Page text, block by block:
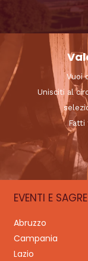
Vuoi
Unisciti al
Fatti
EVENTI E
Abruzzo
Campania
Lazio